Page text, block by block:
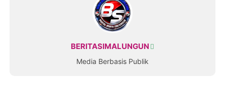
BERITASIMALUNGUN
Media Berbasis Publik